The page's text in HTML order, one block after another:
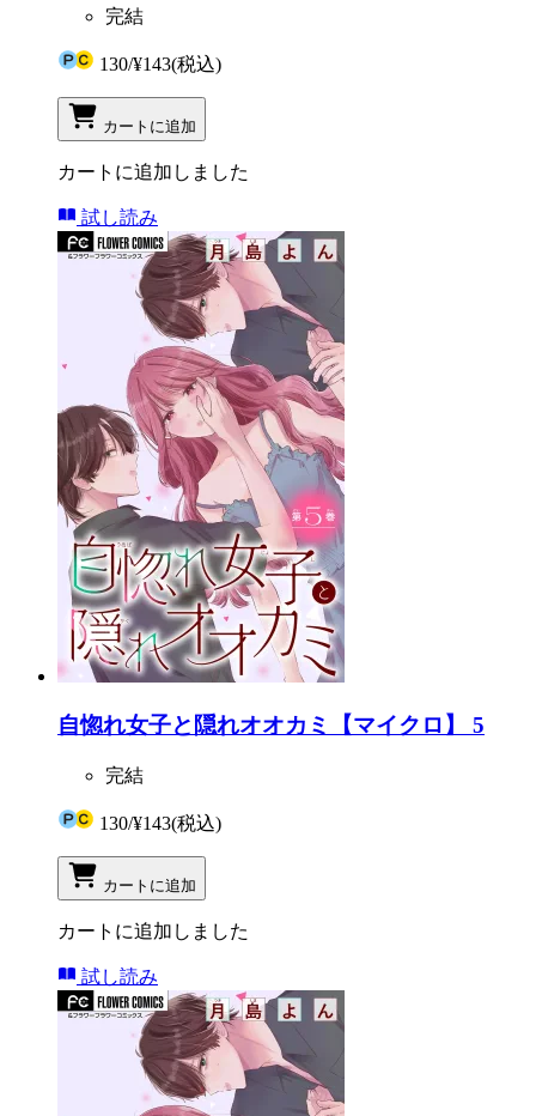
完結
130/¥143(税込)
カートに追加
カートに追加しました
試し読み
自惚れ女子と隠れオオカミ【マイクロ】 5
完結
130/¥143(税込)
カートに追加
カートに追加しました
試し読み